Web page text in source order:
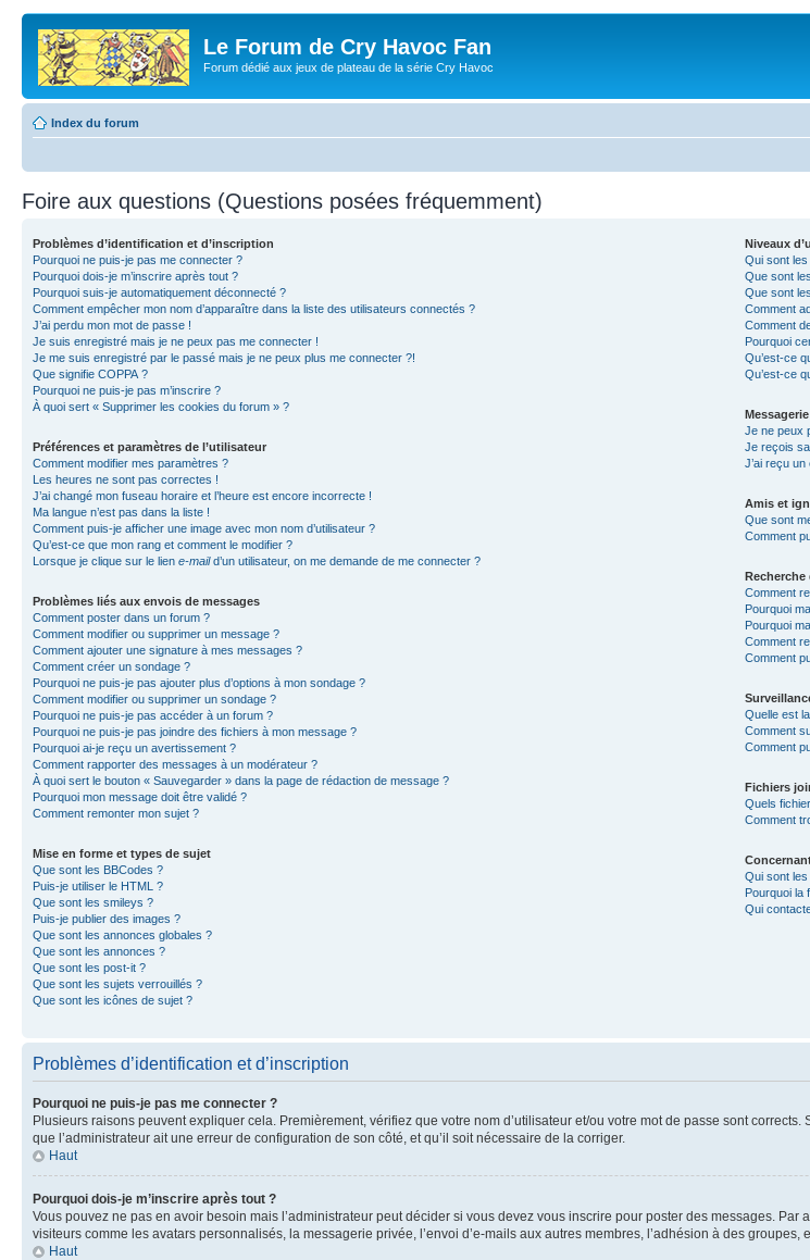
Le Forum de Cry Havoc Fan
Forum dédié aux jeux de plateau de la série Cry Havoc
Index du forum
Foire aux questions (Questions posées fréquemment)
Problèmes d’identification et d’inscription
Pourquoi ne puis-je pas me connecter ?
Pourquoi dois-je m’inscrire après tout ?
Pourquoi suis-je automatiquement déconnecté ?
Comment empêcher mon nom d’apparaître dans la liste des utilisateurs connectés ?
J’ai perdu mon mot de passe !
Je suis enregistré mais je ne peux pas me connecter !
Je me suis enregistré par le passé mais je ne peux plus me connecter ?!
Que signifie COPPA ?
Pourquoi ne puis-je pas m’inscrire ?
À quoi sert « Supprimer les cookies du forum » ?
Préférences et paramètres de l’utilisateur
Comment modifier mes paramètres ?
Les heures ne sont pas correctes !
J’ai changé mon fuseau horaire et l’heure est encore incorrecte !
Ma langue n’est pas dans la liste !
Comment puis-je afficher une image avec mon nom d’utilisateur ?
Qu’est-ce que mon rang et comment le modifier ?
Lorsque je clique sur le lien e-maild’un utilisateur, on me demande de me connecter ?
Problèmes liés aux envois de messages
Comment poster dans un forum ?
Comment modifier ou supprimer un message ?
Comment ajouter une signature à mes messages ?
Comment créer un sondage ?
Pourquoi ne puis-je pas ajouter plus d’options à mon sondage ?
Comment modifier ou supprimer un sondage ?
Pourquoi ne puis-je pas accéder à un forum ?
Pourquoi ne puis-je pas joindre des fichiers à mon message ?
Pourquoi ai-je reçu un avertissement ?
Comment rapporter des messages à un modérateur ?
À quoi sert le bouton « Sauvegarder » dans la page de rédaction de message ?
Pourquoi mon message doit être validé ?
Comment remonter mon sujet ?
Mise en forme et types de sujet
Que sont les BBCodes ?
Puis-je utiliser le HTML ?
Que sont les smileys ?
Puis-je publier des images ?
Que sont les annonces globales ?
Que sont les annonces ?
Que sont les post-it ?
Que sont les sujets verrouillés ?
Que sont les icônes de sujet ?
Niveaux
Qui sont
Que sont
Que sont
Comment
Comment
Pourquoi
Qu’est-ce
Qu’est-ce
Je ne peux
Je reçois
J’ai reçu
Amis et
Que sont
Comment
Recherche
Comment
Pourquoi
Pourquoi
Comment
Comment
Quelle est
Comment
Comment
Fichiers
Quels
Comment
Qui sont
Pourquoi la
Qui
Problèmes d’identification et d’inscription
Pourquoi ne puis-je pas me connecter ?
Plusieurs raisons peuvent expliquer cela. Premièrement, vérifiez que votre nom d’utilisateur et/ou votre mot de passe sont
que l’administrateur ait une erreur de configuration de son côté, et qu’il soit nécessaire de la corriger.
Haut
Pourquoi dois-je m’inscrire après tout ?
Vous pouvez ne pas en avoir besoin mais l’administrateur peut décider si vous devez vous inscrire pour poster des messages.
visiteurs comme les avatars personnalisés, la messagerie privée, l’envoi d’e-mails aux autres membres, l’adhésion à des groupes,
Haut